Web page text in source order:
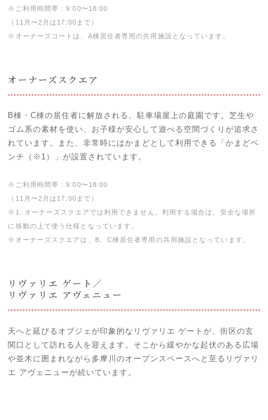
※ご利用時間帯：9:00〜18:00
（11月〜2月は17:00まで）
※オーナーズコートは、A棟居住者専用の共用施設となっています。
オーナーズスクエア
B棟・C棟の居住者に解放される、駐車場屋上の庭園です。芝生や
ゴム系の素材を使い、お子様が安心して遊べる空間づくりが追求さ
れています。また、非常時にはかまどとして利用できる「かまどベ
ンチ（※1）」が設置されています。
※ご利用時間帯：9:00〜18:00
（11月〜2月は17:00まで）
※1. オーナーズスクエアでは利用できません。利用する場合は、安全な場所
に移動の上で使う仕様となっています。
※オーナーズスクエアは、B、C棟居住者専用の共用施設となっています。
リヴァリエ ゲート／
リヴァリエ アヴェニュー
天へと延びるオブジェが印象的なリヴァリエ ゲートが、街区の玄
関口として訪れる人を迎えます。そこから緩やかな起伏のある広場
や並木に囲まれながら多摩川のオープンスペースへと至るリヴァリ
エ アヴェニューが続いています。